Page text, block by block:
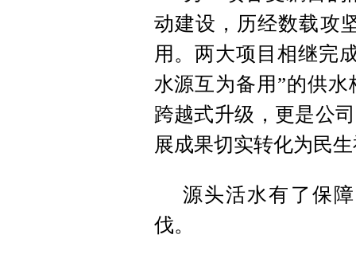
动建设，历经数载攻
用。两大项目相继完
水源互为备用”的供
跨越式升级，更是公
展成果切实转化为民
源头活水有了保
伐。